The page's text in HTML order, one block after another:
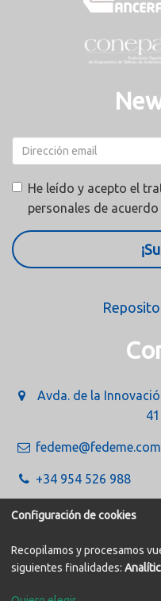
He leído y acepto el
personales de
Avda. de la
fedeme@fedeme.com
+34 954 526 988
Configuración de cookies
Recopilamos y procesamos
siguientes finalidades: